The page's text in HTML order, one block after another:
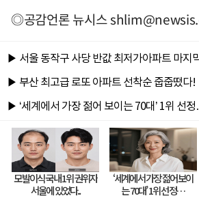
◎공감언론 뉴시스